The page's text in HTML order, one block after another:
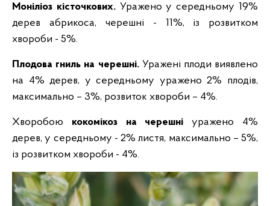
Моніліоз кісточкових.Уражено у середньому 19%
дерев абрикоса, черешні - 11%, із розвитком
хвороби - 5%.
Плодова гниль на черешні.Уражені плоди виявлено
на 4% дерев, у середньому уражено 2% плодів,
максимально – 3%, розвиток хвороби – 4%.
Хворобою кокомікоз на черешніуражено 4%
дерев, у середньому - 2% листя, максимально – 5%,
із розвитком хвороби - 4%.